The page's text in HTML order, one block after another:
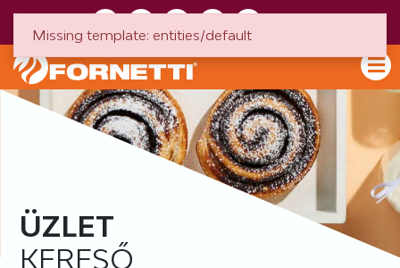
ÜZLET
KERESŐ
Missing template: entities/default